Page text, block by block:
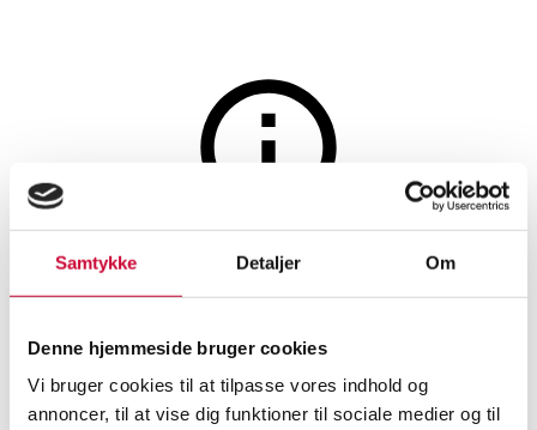
Samtykke Detaljer Om
Denne hjemmeside bruger cookies
Vi bruger cookies til at tilpasse vores indhold og
annoncer, til at vise dig funktioner til sociale medier og til
Handvärk. Sidebord - Marmor
SHOWROOMVURDERINGVARENUMMER